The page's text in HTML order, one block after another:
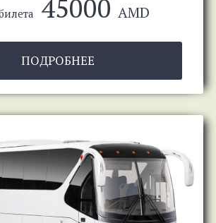
45000 AMD
ПОДРОБНЕЕ